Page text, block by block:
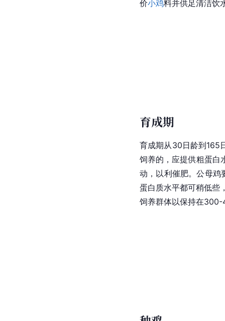
价小鸡料并供足清洁饮
育成期
育成期从30日龄到165
饲养的，应提供粗蛋白
动，以利催肥。公母鸡
蛋白质水平都可稍低些
饲养群体以保持在300-